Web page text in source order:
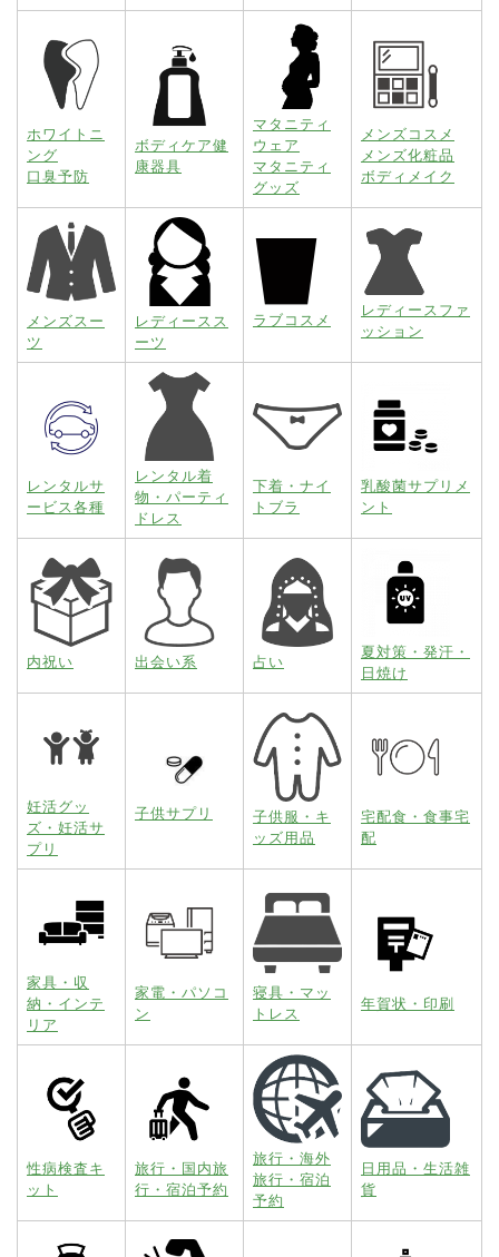
ホワイトニ
ング
口臭予防
ボディケア健
康器具
マタニティ
ウェア
マタニティ
グッズ
メンズコスメ
メンズ化粧品
ボディメイク
メンズスー
ツ
レディースス
ーツ
ラブコスメ
レディースファ
ッション
レンタルサ
ービス各種
レンタル着
物・パーティ
ドレス
下着・ナイ
トブラ
乳酸菌サプリメ
ント
内祝い 出会い系 占い
夏対策・発汗・
日焼け
妊活グッ
ズ・妊活サ
プリ
子供サプリ
子供服・キ
ッズ用品
宅配食・食事宅
配
家具・収
納・インテ
リア
家電・パソコ
ン
寝具・マッ
トレス
年賀状・印刷
性病検査キ
ット
旅行・国内旅
行・宿泊予約
旅行・海外
旅行・宿泊
予約
日用品・生活雑
貨